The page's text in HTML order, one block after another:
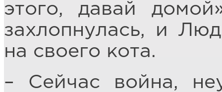
этого, давай
захлопнулась, и
на своего кота.
– Сейчас война,